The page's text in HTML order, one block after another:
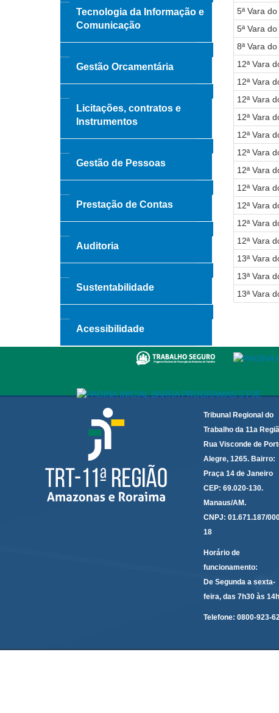
5ª Vara
5ª Vara
8ª Vara
12ª Vara
12ª Vara
12ª Vara
12ª Vara
12ª Vara
12ª Vara
12ª Vara
12ª Vara
12ª Vara
12ª Vara
12ª Vara
13ª Vara
13ª Vara
13ª Vara
Tecnologia da Informação e
Comunicação
Gestão Orcamentária
Licitações, contratos e
Instrumentos
Gestão de Pessoas
Prestação de Contas
Auditoria
Sustentabilidade
Acessibilidade
Tribunal Regional do
Trabalho da 11a
Rua Visconde de
Alegre, 1265. Bairro:
Praça 14 de Janeiro
CEP: 69.020-130.
Manaus/AM.
CNPJ: 01.671.187/
18
Horário de
funcionamento:
De Segunda a sexta-
feira, das 7h30 às
Telefone: 0800-923-